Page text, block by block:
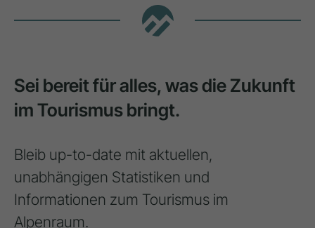
Sei bereit für alles, was die Zukunft
im Tourismus bringt.
Bleib up-to-date mit aktuellen,
unabhängigen Statistiken und
Informationen zum Tourismus im
Alpenraum.